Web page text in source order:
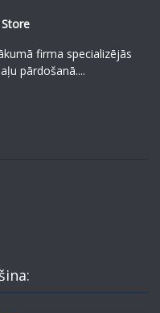
firma specializējās
pārdošanā....